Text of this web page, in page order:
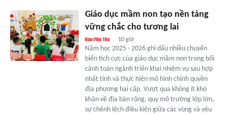
Giáo dục mầm non tạo nền tảng
vững chắc cho tương lai
10 giờ
Năm học 2025 - 2026 ghi dấu nhiều chuyển
biến tích cực của giáo dục mầm non trong bối
cảnh toàn ngành triển khai nhiệm vụ sau hợp
nhất tỉnh và thực hiện mô hình chính quyền
địa phương hai cấp. Vượt qua không ít khó
khăn về địa bàn rộng, quy mô trường lớp lớn,
sự chênh lệch điều kiện giữa các vùng và yêu